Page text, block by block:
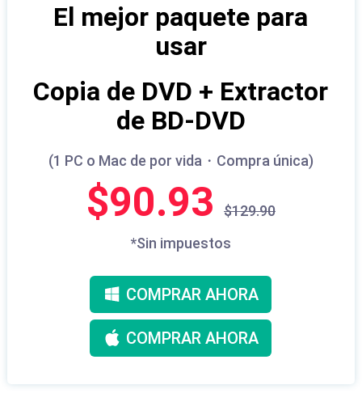
El mejor paquete para
usar
Copia de DVD + Extractor
de BD-DVD
(1 PC o Mac de por vida・Compra única)
$90.93
$129.90
*Sin impuestos
COMPRAR AHORA
COMPRAR AHORA